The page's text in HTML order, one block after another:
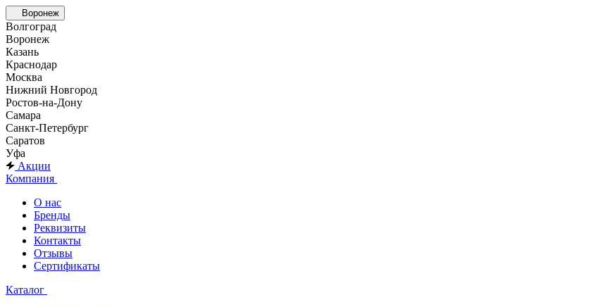
Воронеж
Волгоград
Воронеж
Казань
Краснодар
Москва
Нижний Новгород
Ростов-на-Дону
Самара
Санкт-Петербург
Саратов
Уфа
Акции
Компания
О нас
Бренды
Реквизиты
Контакты
Отзывы
Сертификаты
Каталог